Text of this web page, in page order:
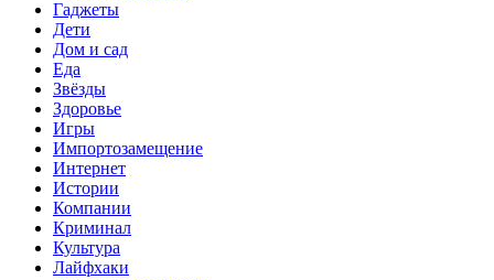
Гаджеты
Дети
Дом и сад
Еда
Звёзды
Здоровье
Игры
Импортозамещение
Интернет
Истории
Компании
Криминал
Культура
Лайфхаки